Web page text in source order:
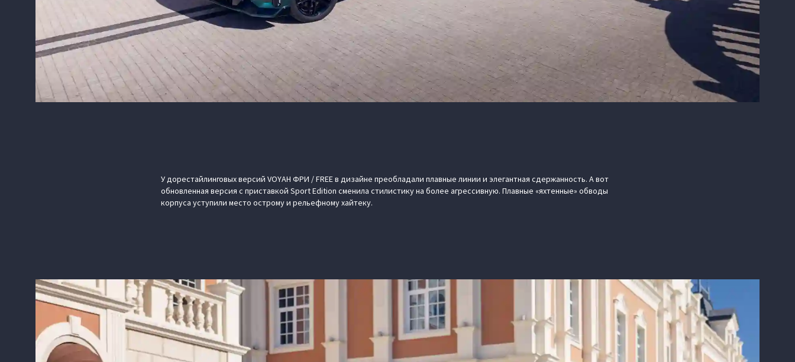
У дорестайлинговых версий VOYAH ФРИ / FREE в дизайне преобладали плавные линии и элегантная сдержанность. А вот
обновленная версия с приставкой Sport Edition сменила стилистику на более агрессивную. Плавные «яхтенные» обводы
корпуса уступили место острому и рельефному хайтеку.